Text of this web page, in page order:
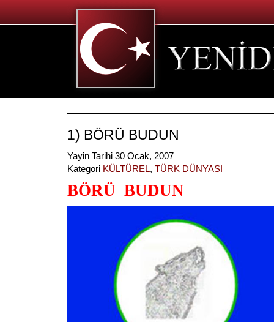
1) BÖRÜ BUDUN
Yayin Tarihi 30 Ocak, 2007
Kategori KÜLTÜREL, TÜRK DÜNYASI
BÖRÜ BUDUN